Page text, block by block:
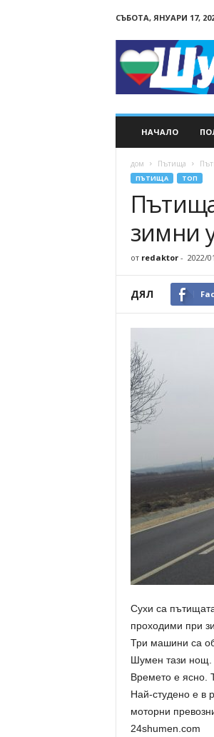
СЪБОТА, ЯНУАРИ 17,
НАЧАЛО
дом Пътища
ПЪТИЩА ТОП
зимни
от redaktor- 2022/
ДЯЛ
Сухи са
проходими при
Три машини са
Шумен тази нощ.
Времето е ясно.
Най-студено е в
моторни
24shumen.com